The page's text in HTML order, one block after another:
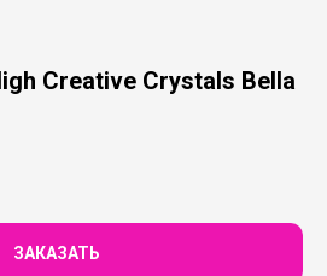
Creative Crystals Bella
ЗАКАЗАТЬ